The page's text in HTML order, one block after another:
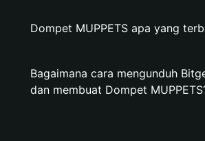
Dompet MUPPETS apa yang
Bagaimana cara mengunduh
dan membuat Dompet